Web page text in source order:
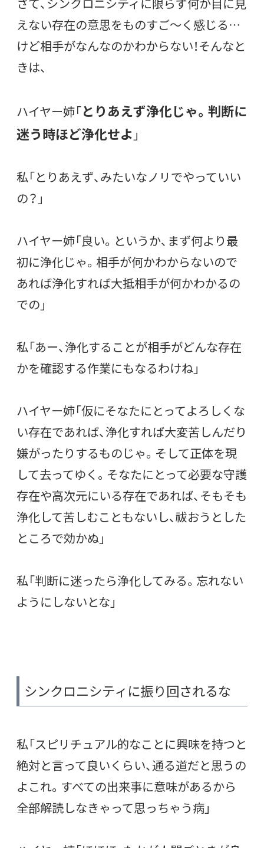
えない存在の意思をものすご〜く感じる…
けど相手がなんなのかわからない！そんなと
きは、
ハイヤー姉「とりあえず浄化じゃ。判断に
迷う時ほど浄化せよ 」
私「とりあえず、みたいなノリでやっていい
の？」
ハイヤー姉「良い。というか、まず何より最
初に浄化じゃ。相手が何かわからないので
あれば浄化すれば大抵相手が何かわかるの
での」
私「あー、浄化することが相手がどんな存在
かを確認する作業にもなるわけね」
ハイヤー姉「仮にそなたにとってよろしくな
い存在であれば、浄化すれば大変苦しんだり
嫌がったりするものじゃ。そして正体を現
して去ってゆく。そなたにとって必要な守護
存在や高次元にいる存在であれば、そもそも
浄化して苦しむこともないし、祓おうとした
ところで効かぬ」
私「判断に迷ったら浄化してみる。忘れない
ようにしないとな」
シンクロニシティに振り回されるな
私「スピリチュアル的なことに興味を持つと
絶対と言って良いくらい、通る道だと思うの
よこれ。すべての出来事に意味があるから
全部解読しなきゃって思っちゃう病」